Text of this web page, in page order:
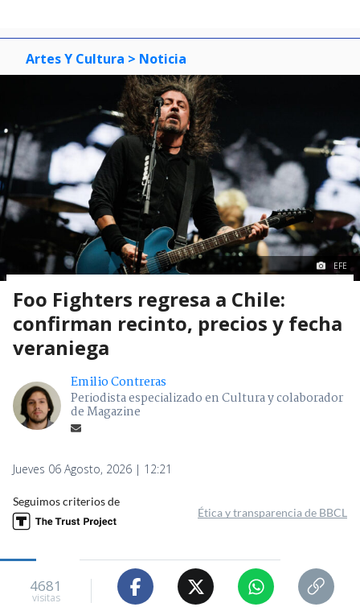
Artes Y Cultura > Noticia
EFE
Foo Fighters regresa a Chile:
confirman recinto, precios y fecha
veraniega
Emilio Contreras
Periodista especializado en Cultura y colaborador
de Magazine
Jueves 06 Agosto, 2026 | 12:21
Seguimos criterios de
Ética y transparencia de BBCL
4681
visitas